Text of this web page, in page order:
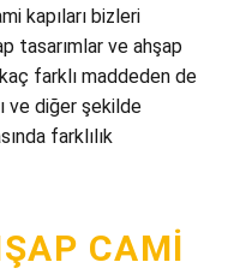
kapıları bizleri
tasarımlar ve ahşap
farklı maddeden de
ve diğer şekilde
farklılık
CAMI